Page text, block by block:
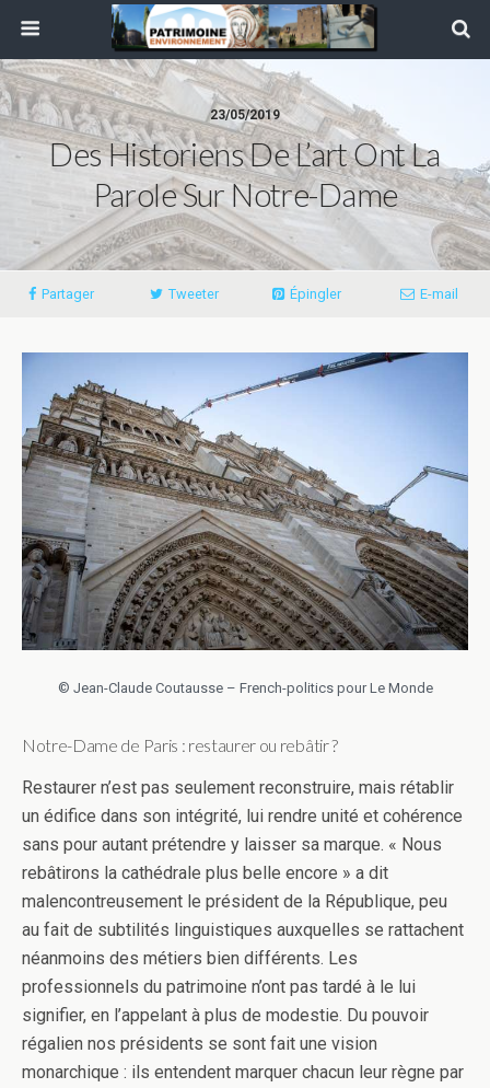
23/05/2019
Des Historiens De L’art Ont La
Parole Sur Notre-Dame
Partager Tweeter Épingler E-mail
© Jean-Claude Coutausse – French-politics pour Le Monde
Notre-Dame de Paris : restaurer ou rebâtir ?
Restaurer n’est pas seulement reconstruire, mais rétablir
un édifice dans son intégrité, lui rendre unité et cohérence
sans pour autant prétendre y laisser sa marque. « Nous
rebâtirons la cathédrale plus belle encore » a dit
malencontreusement le président de la République, peu
au fait de subtilités linguistiques auxquelles se rattachent
néanmoins des métiers bien différents. Les
professionnels du patrimoine n’ont pas tardé à le lui
signifier, en l’appelant à plus de modestie. Du pouvoir
régalien nos présidents se sont fait une vision
monarchique : ils entendent marquer chacun leur règne par